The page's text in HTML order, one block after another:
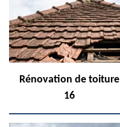
Rénovation de toiture
16